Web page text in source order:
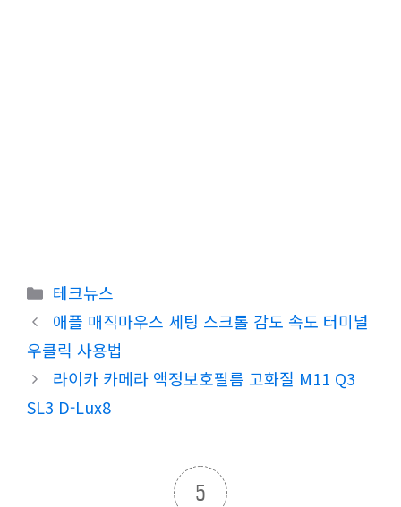
카
테
고
리
테크뉴스
애플 매직마우스 세팅 스크롤 감도 속도 터미널
우클릭 사용법
라이카 카메라 액정보호필름 고화질 M11 Q3
SL3 D-Lux8
5